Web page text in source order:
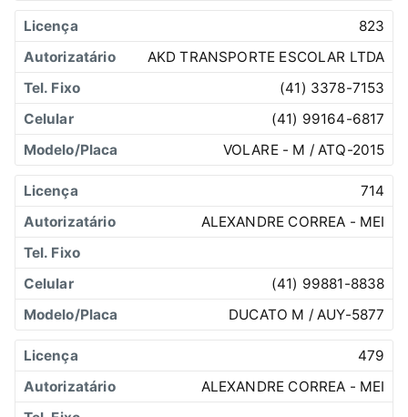
823
AKD TRANSPORTE ESCOLAR LTDA
(41) 3378-7153
(41) 99164-6817
VOLARE - M / ATQ-2015
714
ALEXANDRE CORREA - MEI
(41) 99881-8838
DUCATO M / AUY-5877
479
ALEXANDRE CORREA - MEI